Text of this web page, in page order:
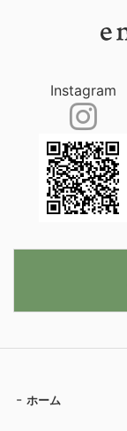
ホーム
Instagram